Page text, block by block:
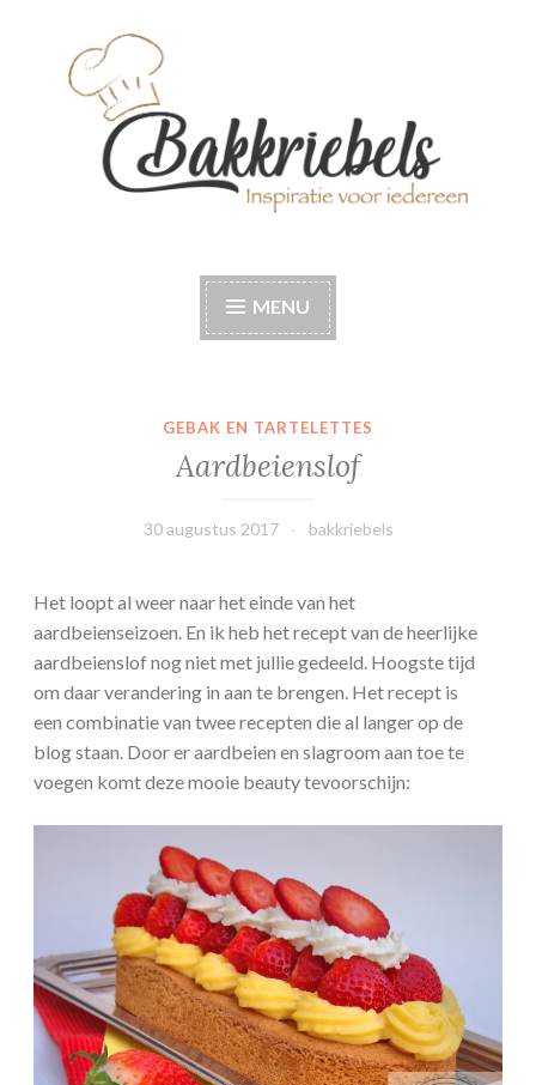
Bakkriebels
MENU
GEBAK EN TARTELETTES
Aardbeienslof
30 augustus 2017 bakkriebels
Het loopt al weer naar het einde van het
aardbeienseizoen. En ik heb het recept van de heerlijke
aardbeienslof nog niet met jullie gedeeld. Hoogste tijd
om daar verandering in aan te brengen. Het recept is
een combinatie van twee recepten die al langer op de
blog staan. Door er aardbeien en slagroom aan toe te
voegen komt deze mooie beauty tevoorschijn: